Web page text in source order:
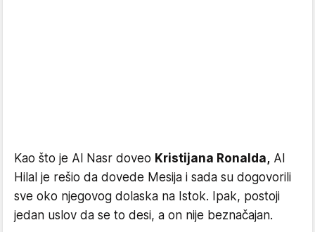
Kao što je Al Nasr doveo Kristijana Ronalda, Al
Hilal je rešio da dovede Mesija i sada su dogovorili
sve oko njegovog dolaska na Istok. Ipak, postoji
jedan uslov da se to desi, a on nije beznačajan.